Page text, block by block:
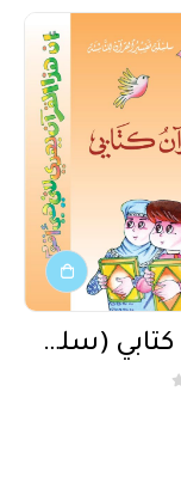
القرآن كتابي (سلسلة تفسير للناشئة) 2